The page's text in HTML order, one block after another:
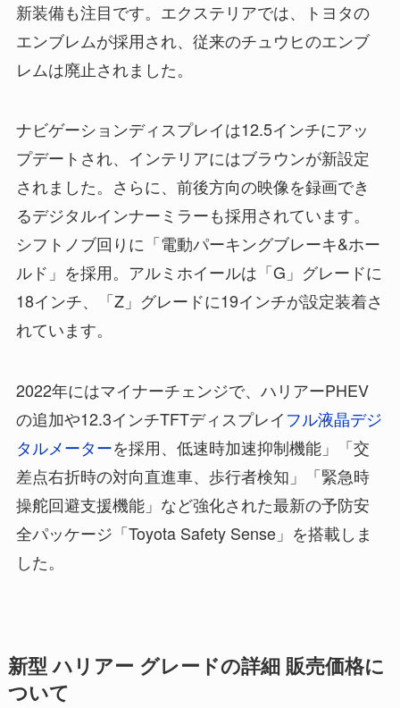
新装備も注目です。エクステリアでは、トヨタの
エンブレムが採用され、従来のチュウヒのエンブ
レムは廃止されました。
ナビゲーションディスプレイは12.5インチにアッ
プデートされ、インテリアにはブラウンが新設定
されました。さらに、前後方向の映像を録画でき
るデジタルインナーミラーも採用されています。
シフトノブ回りに「電動パーキングブレーキ&ホー
ルド」を採用。アルミホイールは「G」グレードに
18インチ、「Z」グレードに19インチが設定装着さ
れています。
2022年にはマイナーチェンジで、ハリアーPHEV
の追加や12.3インチTFTディスプレイフル液晶デジ
タルメーターを採用、低速時加速抑制機能」「交
差点右折時の対向直進車、歩行者検知」「緊急時
操舵回避支援機能」など強化された最新の予防安
全パッケージ「Toyota Safety Sense」を搭載しま
した。
新型 ハリアー グレードの詳細 販売価格に
ついて